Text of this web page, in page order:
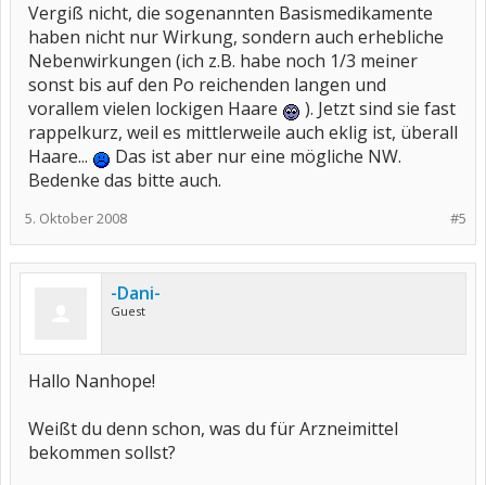
Vergiß nicht, die sogenannten Basismedikamente
haben nicht nur Wirkung, sondern auch erhebliche
Nebenwirkungen (ich z.B. habe noch 1/3 meiner
sonst bis auf den Po reichenden langen und
vorallem vielen lockigen Haare
). Jetzt sind sie fast
rappelkurz, weil es mittlerweile auch eklig ist, überall
Haare...
Das ist aber nur eine mögliche NW.
Bedenke das bitte auch.
#5
5. Oktober 2008
-Dani-
Guest
Hallo Nanhope!
Weißt du denn schon, was du für Arzneimittel
bekommen sollst?